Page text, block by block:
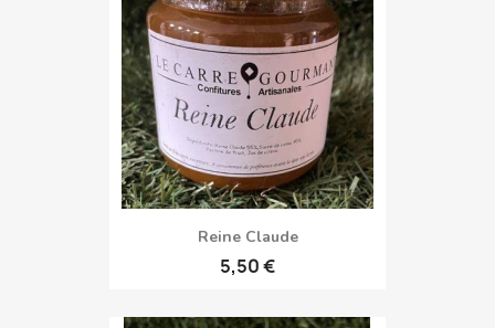
Reine Claude
5,50 €